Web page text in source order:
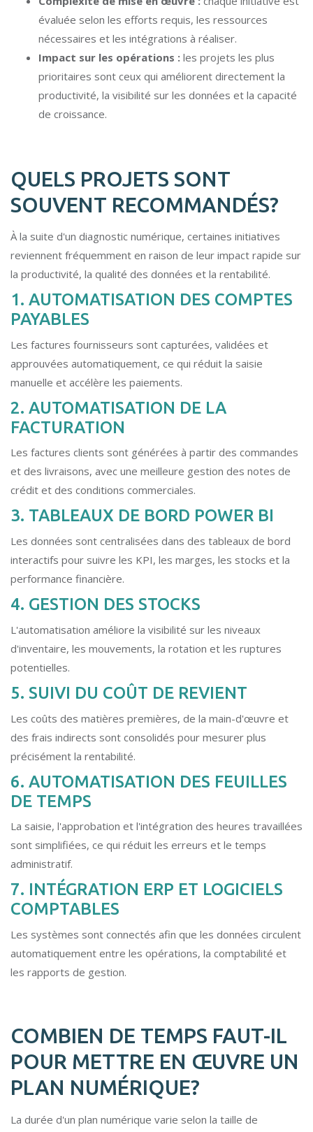
évaluée selon les efforts requis, les ressources
nécessaires et les intégrations à réaliser.
Impact sur les opérations : les projets les plus
prioritaires sont ceux qui améliorent directement la
productivité, la visibilité sur les données et la capacité
de croissance.
QUELS PROJETS SONT
SOUVENT RECOMMANDÉS?
À la suite d'un diagnostic numérique, certaines initiatives
reviennent fréquemment en raison de leur impact rapide sur
la productivité, la qualité des données et la rentabilité.
1. AUTOMATISATION DES COMPTES
PAYABLES
Les factures fournisseurs sont capturées, validées et
approuvées automatiquement, ce qui réduit la saisie
manuelle et accélère les paiements.
2. AUTOMATISATION DE LA
FACTURATION
Les factures clients sont générées à partir des commandes
et des livraisons, avec une meilleure gestion des notes de
crédit et des conditions commerciales.
3. TABLEAUX DE BORD POWER BI
Les données sont centralisées dans des tableaux de bord
interactifs pour suivre les KPI, les marges, les stocks et la
performance financière.
4. GESTION DES STOCKS
L'automatisation améliore la visibilité sur les niveaux
d'inventaire, les mouvements, la rotation et les ruptures
potentielles.
5. SUIVI DU COÛT DE REVIENT
Les coûts des matières premières, de la main-d'œuvre et
des frais indirects sont consolidés pour mesurer plus
précisément la rentabilité.
6. AUTOMATISATION DES FEUILLES
DE TEMPS
La saisie, l'approbation et l'intégration des heures travaillées
sont simplifiées, ce qui réduit les erreurs et le temps
administratif.
7. INTÉGRATION ERP ET LOGICIELS
COMPTABLES
Les systèmes sont connectés afin que les données circulent
automatiquement entre les opérations, la comptabilité et
les rapports de gestion.
COMBIEN DE TEMPS FAUT-IL
POUR METTRE EN ŒUVRE UN
PLAN NUMÉRIQUE?
La durée d'un plan numérique varie selon la taille de